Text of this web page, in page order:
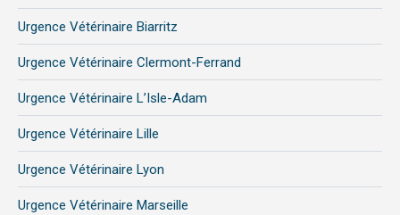
new
window
new new
Urgence Vétérinaire Biarritz
Urgence Vétérinaire Clermont-Ferrand
Urgence Vétérinaire L’Isle-Adam
Urgence Vétérinaire Lille
Urgence Vétérinaire Lyon
Urgence Vétérinaire Marseille